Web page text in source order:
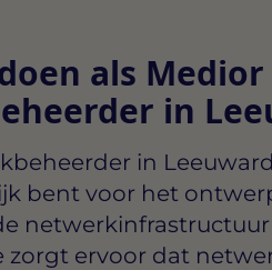
als Medior
in
in
bent voor het
zorgt ervoor dat